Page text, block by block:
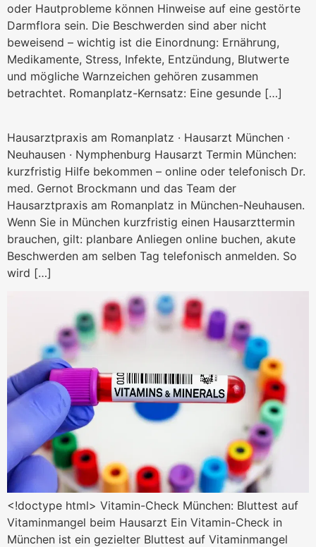
oder Hautprobleme können Hinweise auf eine gestörte
Darmflora sein. Die Beschwerden sind aber nicht
beweisend – wichtig ist die Einordnung: Ernährung,
Medikamente, Stress, Infekte, Entzündung, Blutwerte
und mögliche Warnzeichen gehören zusammen
betrachtet. Romanplatz-Kernsatz: Eine gesunde […]
Hausarztpraxis am Romanplatz · Hausarzt München ·
Neuhausen · Nymphenburg Hausarzt Termin München:
kurzfristig Hilfe bekommen – online oder telefonisch Dr.
med. Gernot Brockmann und das Team der
Hausarztpraxis am Romanplatz in München-Neuhausen.
Wenn Sie in München kurzfristig einen Hausarzttermin
brauchen, gilt: planbare Anliegen online buchen, akute
Beschwerden am selben Tag telefonisch anmelden. So
wird […]
Vitamin-Check München:
<!doctype html> Vitamin-Check München: Bluttest auf
Vitaminmangel beim Hausarzt Ein Vitamin-Check in
München ist ein gezielter Bluttest auf Vitaminmangel